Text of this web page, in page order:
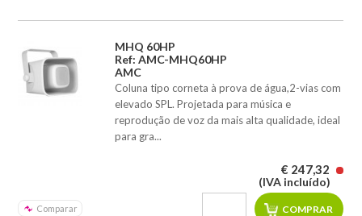
MHQ 60HP
Ref: AMC-MHQ60HP
AMC
Coluna tipo corneta à prova de água,2-vias com
elevado SPL. Projetada para música e
reprodução de voz da mais alta qualidade, ideal
para gra...
Comparar
€ 247,32
(IVA incluído)